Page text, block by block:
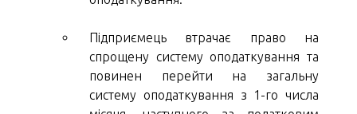
Підприємець втрачає право на
спрощену систему оподаткування та
повинен перейти на загальну
систему оподаткування з 1-го числа